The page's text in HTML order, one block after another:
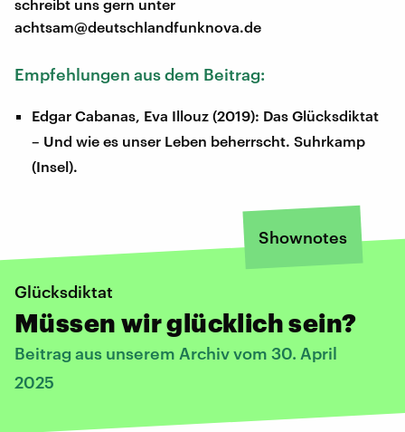
schreibt uns gern unter
achtsam@deutschlandfunknova.de
Empfehlungen aus dem Beitrag:
Edgar Cabanas, Eva Illouz (2019): Das Glücksdiktat
– Und wie es unser Leben beherrscht. Suhrkamp
(Insel).
Shownotes
Glücksdiktat
Müssen wir glücklich sein?
Beitrag aus unserem Archiv vom 30. April
2025